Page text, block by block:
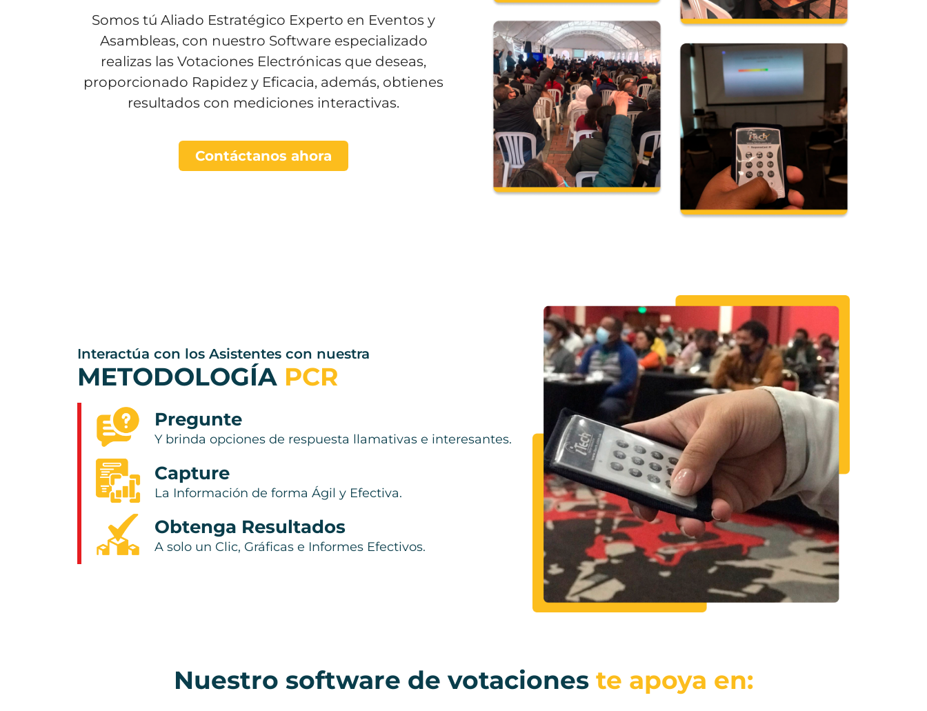
Somos tú Aliado Estratégico Experto en Eventos y
Asambleas, con nuestro Software especializado
realizas las Votaciones Electrónicas que deseas,
proporcionado Rapidez y Eficacia, además, obtienes
resultados con mediciones interactivas.
Contáctanos ahora
Interactúa con los Asistentes con nuestra
METODOLOGÍA PCR
Pregunte
Y brinda opciones de respuesta llamativas e interesantes.
Capture
La Información de forma Ágil y Efectiva.
Obtenga Resultados
A solo un Clic, Gráficas e Informes Efectivos.
Nuestro software de votaciones te apoya en: